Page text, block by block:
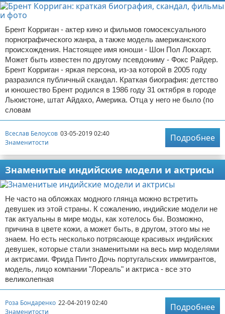
Брент Корриган - актер кино и фильмов гомосексуального
порнографического жанра, а также модель американского
происхождения. Настоящее имя юноши - Шон Пол Локхарт.
Может быть известен по другому псевдониму - Фокс Райдер.
Брент Корриган - яркая персона, из-за которой в 2005 году
разразился публичный скандал. Краткая биография: детство
и юношество Брент родился в 1986 году 31 октября в городе
Льюистоне, штат Айдахо, Америка. Отца у него не было (по
словам
Всеслав Белоусов 03-05-2019 02:40
Знаменитости
Подробнее
Знаменитые индийские модели и актрисы
Не часто на обложках модного глянца можно встретить
девушек из этой страны. К сожалению, индийские модели не
так актуальны в мире моды, как хотелось бы. Возможно,
причина в цвете кожи, а может быть, в другом, этого мы не
знаем. Но есть несколько потрясающе красивых индийских
девушек, которые стали знаменитыми на весь мир моделями
и актрисами. Фрида Пинто Дочь португальских иммигрантов,
модель, лицо компании "Лореаль" и актриса - все это
великолепная
Роза Бондаренко 22-04-2019 02:40
Знаменитости
Подробнее